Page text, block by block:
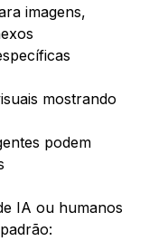
imagens,
mostrando
podem
IA ou humanos